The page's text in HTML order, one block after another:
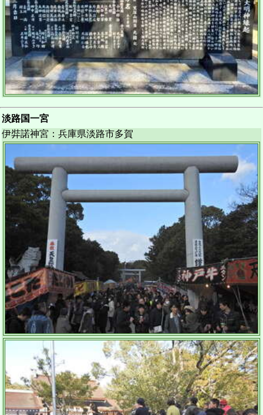
淡路国一宮
伊弉諾神宮：兵庫県淡路市多賀